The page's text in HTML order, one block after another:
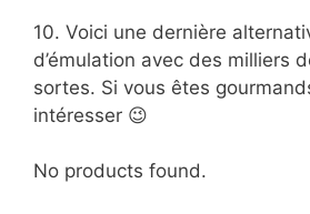
10. Voici une dernière
d’émulation avec des milliers
sortes. Si vous êtes
intéresser 😉
No products found.